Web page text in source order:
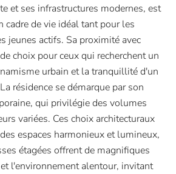
et ses infrastructures modernes, est
cadre de vie idéal tant pour les
jeunes actifs. Sa proximité avec
choix pour ceux qui recherchent un
urbain et la tranquillité d'un
résidence se démarque par son
qui privilégie des volumes
variées. Ces choix architecturaux
espaces harmonieux et lumineux,
étagées offrent de magnifiques
l'environnement alentour, invitant